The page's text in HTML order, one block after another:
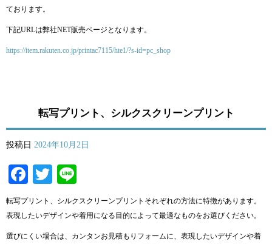
ております。
下記URLは弊社NET販売ページとなります。
https://item.rakuten.co.jp/printac7115/hte1/?s-id=pc_shop
転写プリント、シルクスクリーンプリント
投稿日 2024年10月2日
Facebook
Twitter
転写プリント、シルクスクリーンプリントそれぞれの方法に特徴があります。
表現したいデザインや着用になる目的によって最適なものをお選びください。
選びにくい場合は、カンタンお見積もりフォームに、表現したいデザインや着